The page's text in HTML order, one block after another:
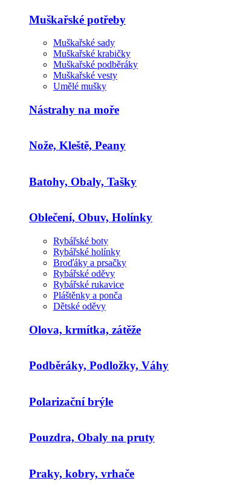
Muškařské potřeby
Muškařské sady
Muškařské krabičky
Muškařské podběráky
Muškařské vesty
Umělé mušky
Nástrahy na moře
Nože, Kleště, Peany
Batohy, Obaly, Tašky
Oblečení, Obuv, Holínky
Rybářské boty
Rybářské holínky
Broďáky a prsačky
Rybářské oděvy
Rybářské rukavice
Pláštěnky a ponča
Dětské oděvy
Olova, krmítka, zátěže
Podběráky, Podložky, Váhy
Polarizační brýle
Pouzdra, Obaly na pruty
Praky, kobry, vrhače